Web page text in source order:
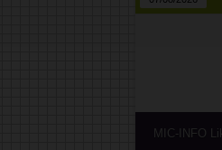
MIC-INFO